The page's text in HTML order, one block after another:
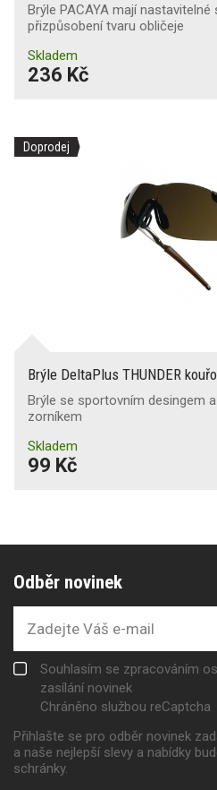
Brýle PACAYA mají
přizpůsobení tvaru obličeje
Skladem
236 Kč
Doprodej
Brýle DeltaPlus THUNDER
Brýle se sportovním desingem
zorníkem
Skladem
99 Kč
Odběr novinek
Souhlasím se zpracováním
zasílání novinek
Chráněno službou reCaptcha
Přihlašte se pro odběr novinek
a naše nejlepší slevy a nabídky
schránky.